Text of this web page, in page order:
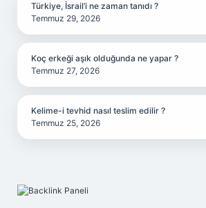
Türkiye, İsrail’i ne zaman tanıdı ?
Temmuz 29, 2026
Koç erkeği aşık olduğunda ne yapar ?
Temmuz 27, 2026
Kelime-i tevhid nasıl teslim edilir ?
Temmuz 25, 2026